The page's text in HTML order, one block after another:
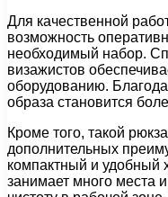
Для качественной
возможность
необходимый набор.
визажистов
оборудованию.
образа становится
Кроме того, такой
дополнительных
компактный и удобный
занимает много места